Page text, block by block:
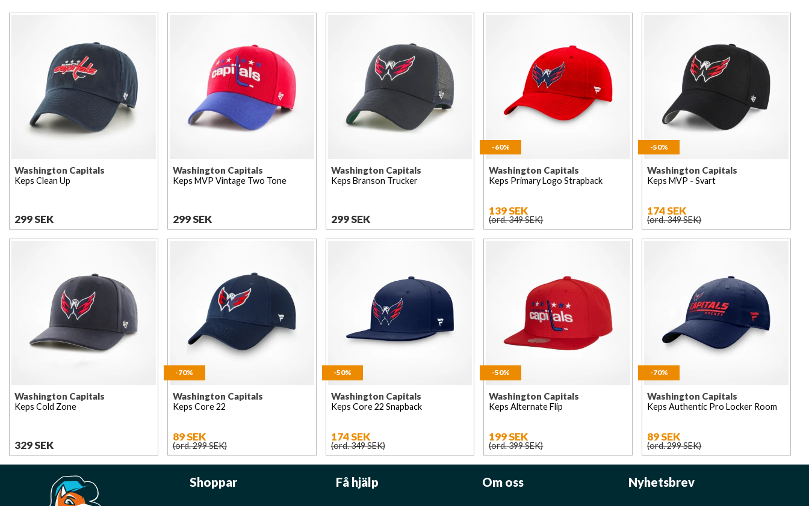
Washington Capitals
Keps Clean Up
299 SEK
Washington Capitals
Keps MVP Vintage Two Tone
299 SEK
Washington Capitals
Keps Branson Trucker
299 SEK
-60%
Washington Capitals
Keps Primary Logo Strapback
139 SEK
(ord. 349 SEK)
-50%
Washington Capitals
Keps MVP - Svart
174 SEK
(ord. 349 SEK)
Washington Capitals
Keps Cold Zone
329 SEK
-70%
Washington Capitals
Keps Core 22
89 SEK
(ord. 299 SEK)
-50%
Washington Capitals
Keps Core 22 Snapback
174 SEK
(ord. 349 SEK)
-50%
Washington Capitals
Keps Alternate Flip
199 SEK
(ord. 399 SEK)
-70%
Washington Capitals
Keps Authentic Pro Locker Room
89 SEK
(ord. 299 SEK)
Shoppar Få hjälp Om oss Nyhetsbrev